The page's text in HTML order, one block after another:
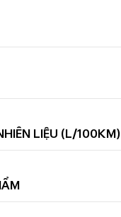
LIỆU (L/100KM)